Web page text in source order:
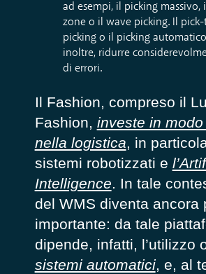
ad esempi, il picking massivo,
zone o il wave picking. Il
picking o il picking
inoltre, ridurre
di errori.
Il Fashion, compreso il
Fashion, investe in
nella logistica, in
sistemi robotizzati e
Intelligence. In tale
del WMS diventa ancora
importante: da tale
dipende, infatti, l’utilizzo
sistemi automatici, e, al